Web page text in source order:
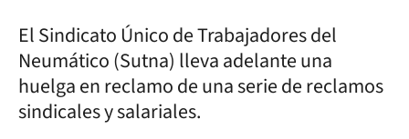
El Sindicato Único de Trabajadores del
Neumático (Sutna) lleva adelante una
huelga en reclamo de una serie de reclamos
sindicales y salariales.